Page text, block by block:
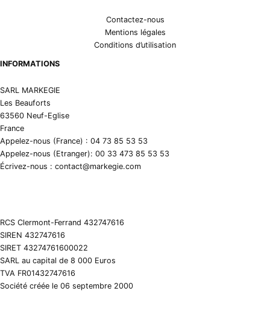
Contactez-nous
Mentions légales
Conditions d’utilisation
INFORMATIONS
SARL MARKEGIE
Les Beauforts
63560 Neuf-Eglise
France
Appelez-nous (France) : 04 73 85 53 53
Appelez-nous (Etranger): 00 33 473 85 53 53
Écrivez-nous : contact@markegie.com
RCS Clermont-Ferrand 432747616
SIREN 432747616
SIRET 43274761600022
SARL au capital de 8 000 Euros
TVA FR01432747616
Société créée le 06 septembre 2000